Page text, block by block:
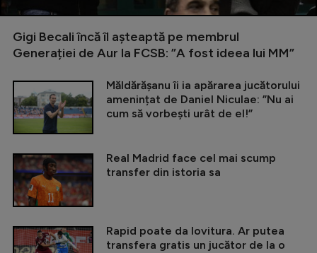
Gigi Becali încă îl așteaptă pe membrul
Generației de Aur la FCSB: ”A fost ideea lui MM”
Măldărășanu îi ia apărarea jucătorului
amenințat de Daniel Niculae: ”Nu ai
cum să vorbești urât de el!”
Real Madrid face cel mai scump
transfer din istoria sa
Rapid poate da lovitura. Ar putea
transfera gratis un jucător de la o